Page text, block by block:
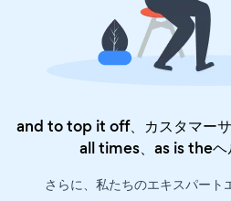
and to top it off、カスタマー
all times、as is the
さらに、私たちのエキスパート